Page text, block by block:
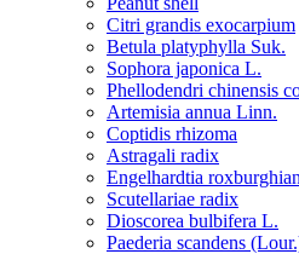
Citri grandis exocarpium
Betula platyphylla Suk.
Sophora japonica L.
Phellodendri chinensis
Artemisia annua Linn.
Coptidis rhizoma
Astragali radix
Engelhardtia
Scutellariae radix
Dioscorea bulbifera L.
Paederia scandens